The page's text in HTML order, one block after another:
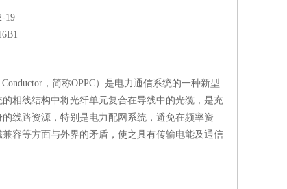
19
Conductor，简称OPPC）是电力通信系统的一种新型
相线结构中将光纤单元复合在导线中的光缆，是充
线路资源，特别是电力配网系统，避免在频率资
容等方面与外界的矛盾，使之具有传输电能及通信